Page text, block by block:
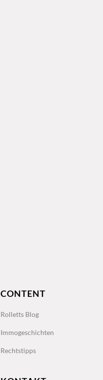
CONTENT
Rolletts Blog
Immogeschichten
Rechtstipps